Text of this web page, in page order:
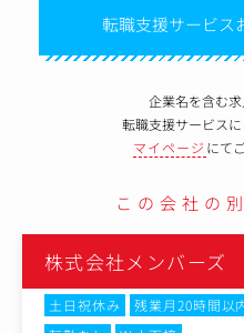
転職支援サービス
企業名を含む求
転職支援サービス
マイページ にて
この会社の
株式会社メンバーズ
土日祝休み 残業月20時間以